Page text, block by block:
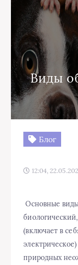
Виды
Блог
12:04,
Основные
(включает в
природных